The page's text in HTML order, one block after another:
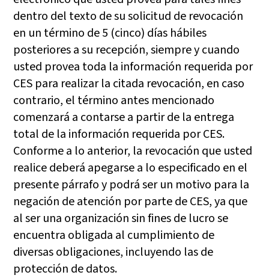
dentro del texto de su solicitud de revocación
en un término de 5 (cinco) días hábiles
posteriores a su recepción, siempre y cuando
usted provea toda la información requerida por
CES para realizar la citada revocación, en caso
contrario, el término antes mencionado
comenzará a contarse a partir de la entrega
total de la información requerida por CES.
Conforme a lo anterior, la revocación que usted
realice deberá apegarse a lo especificado en el
presente párrafo y podrá ser un motivo para la
negación de atención por parte de CES, ya que
al ser una organización sin fines de lucro se
encuentra obligada al cumplimiento de
diversas obligaciones, incluyendo las de
protección de datos.